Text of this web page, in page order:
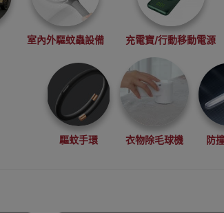
室內外驅蚊蟲設備 充電寶/行動移動電源
驅蚊手環 衣物除毛球機 防